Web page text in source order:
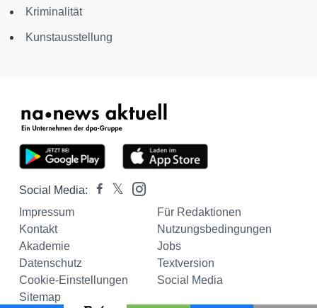
Kriminalität
Kunstausstellung
Social Media:
Impressum
Für Redaktionen
Kontakt
Nutzungsbedingungen
Akademie
Jobs
Datenschutz
Textversion
Cookie-Einstellungen
Social Media
Sitemap